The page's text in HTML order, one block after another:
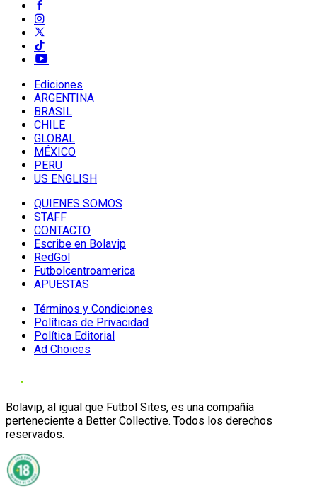
Ediciones
ARGENTINA
BRASIL
CHILE
GLOBAL
MÉXICO
PERU
US ENGLISH
QUIENES SOMOS
STAFF
CONTACTO
Escribe en Bolavip
RedGol
Futbolcentroamerica
APUESTAS
Términos y Condiciones
Políticas de Privacidad
Política Editorial
Ad Choices
Bolavip, al igual que Futbol Sites, es una compañía
perteneciente a Better Collective. Todos los derechos
reservados.